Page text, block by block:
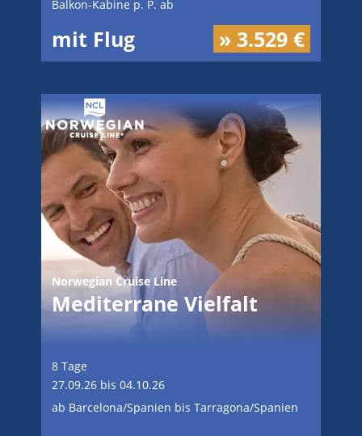
Balkon-Kabine p. P. ab
mit Flug » 3.529 €
Norwegian Cruise Line
Mediterrane Vielfalt
8 Tage
27.09.26 bis 04.10.26
ab Barcelona/Spanien bis Tarragona/Spanien